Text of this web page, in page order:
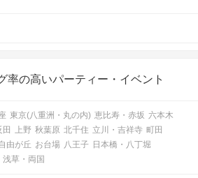
率の高いパーティー・イベント
東京(八重洲・丸の内) 恵比寿・赤坂 六本木
上野 秋葉原 北千住 立川・吉祥寺 町田
由が丘 お台場 八王子 日本橋・八丁堀
浅草・両国